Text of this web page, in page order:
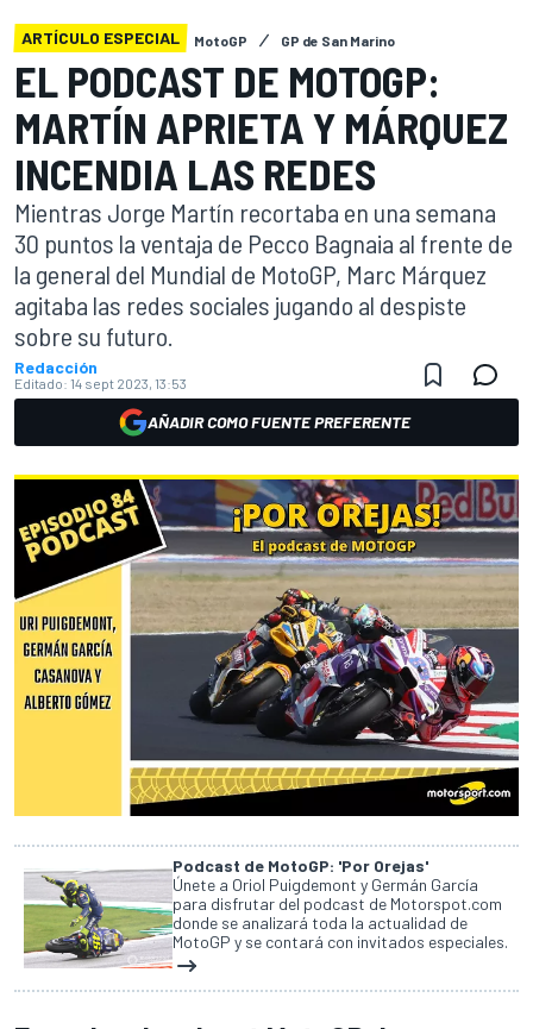
ARTÍCULO ESPECIAL MotoGP GP de San Marino
EL PODCAST DE MOTOGP:
MARTÍN APRIETA Y MÁRQUEZ
INCENDIA LAS REDES
Mientras Jorge Martín recortaba en una semana
30 puntos la ventaja de Pecco Bagnaia al frente de
la general del Mundial de MotoGP, Marc Márquez
agitaba las redes sociales jugando al despiste
sobre su futuro.
Redacción
Editado: 14 sept 2023, 13:53
AÑADIR COMO FUENTE PREFERENTE
Podcast de MotoGP: 'Por Orejas'
Únete a Oriol Puigdemont y Germán García
para disfrutar del podcast de Motorspot.com
donde se analizará toda la actualidad de
MotoGP y se contará con invitados especiales.